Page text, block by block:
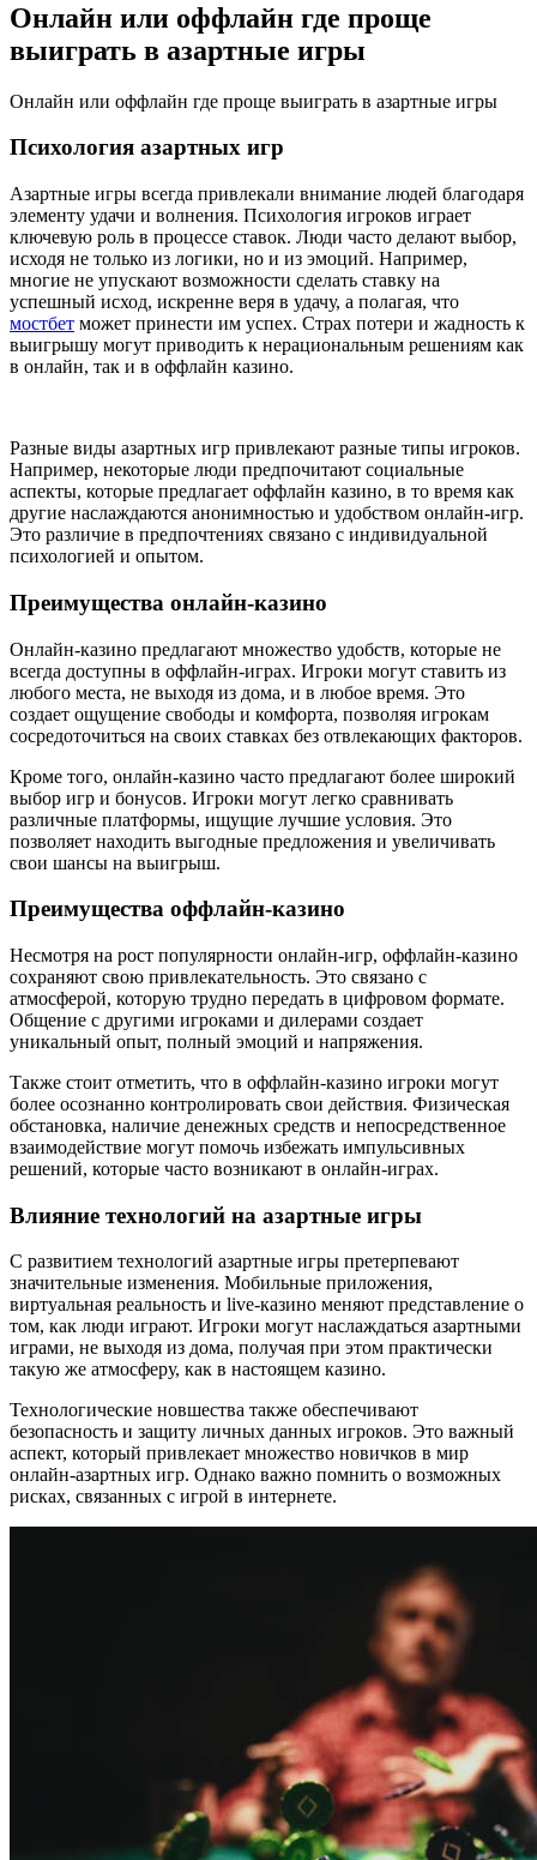
Онлайн или оффлайн где проще
выиграть в азартные игры
Онлайн или оффлайн где проще выиграть в азартные игры
Психология азартных игр
Азартные игры всегда привлекали внимание людей благодаря
элементу удачи и волнения. Психология игроков играет
ключевую роль в процессе ставок. Люди часто делают выбор,
исходя не только из логики, но и из эмоций. Например,
многие не упускают возможности сделать ставку на
успешный исход, искренне веря в удачу, а полагая, что
мостбет может принести им успех. Страх потери и жадность к
выигрышу могут приводить к нерациональным решениям как
в онлайн, так и в оффлайн казино.
Разные виды азартных игр привлекают разные типы игроков.
Например, некоторые люди предпочитают социальные
аспекты, которые предлагает оффлайн казино, в то время как
другие наслаждаются анонимностью и удобством онлайн-игр.
Это различие в предпочтениях связано с индивидуальной
психологией и опытом.
Преимущества онлайн-казино
Онлайн-казино предлагают множество удобств, которые не
всегда доступны в оффлайн-играх. Игроки могут ставить из
любого места, не выходя из дома, и в любое время. Это
создает ощущение свободы и комфорта, позволяя игрокам
сосредоточиться на своих ставках без отвлекающих факторов.
Кроме того, онлайн-казино часто предлагают более широкий
выбор игр и бонусов. Игроки могут легко сравнивать
различные платформы, ищущие лучшие условия. Это
позволяет находить выгодные предложения и увеличивать
свои шансы на выигрыш.
Преимущества оффлайн-казино
Несмотря на рост популярности онлайн-игр, оффлайн-казино
сохраняют свою привлекательность. Это связано с
атмосферой, которую трудно передать в цифровом формате.
Общение с другими игроками и дилерами создает
уникальный опыт, полный эмоций и напряжения.
Также стоит отметить, что в оффлайн-казино игроки могут
более осознанно контролировать свои действия. Физическая
обстановка, наличие денежных средств и непосредственное
взаимодействие могут помочь избежать импульсивных
решений, которые часто возникают в онлайн-играх.
Влияние технологий на азартные игры
С развитием технологий азартные игры претерпевают
значительные изменения. Мобильные приложения,
виртуальная реальность и live-казино меняют представление о
том, как люди играют. Игроки могут наслаждаться азартными
играми, не выходя из дома, получая при этом практически
такую же атмосферу, как в настоящем казино.
Технологические новшества также обеспечивают
безопасность и защиту личных данных игроков. Это важный
аспект, который привлекает множество новичков в мир
онлайн-азартных игр. Однако важно помнить о возможных
рисках, связанных с игрой в интернете.